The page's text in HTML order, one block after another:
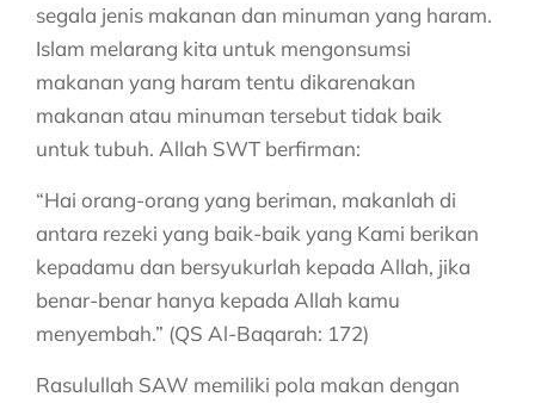
segala jenis makanan dan minuman yang haram.
Islam melarang kita untuk mengonsumsi
makanan yang haram tentu dikarenakan
makanan atau minuman tersebut tidak baik
untuk tubuh. Allah SWT berfirman:
“Hai orang-orang yang beriman, makanlah di
antara rezeki yang baik-baik yang Kami berikan
kepadamu dan bersyukurlah kepada Allah, jika
benar-benar hanya kepada Allah kamu
menyembah.” (QS Al-Baqarah: 172)
Rasulullah SAW memiliki pola makan dengan